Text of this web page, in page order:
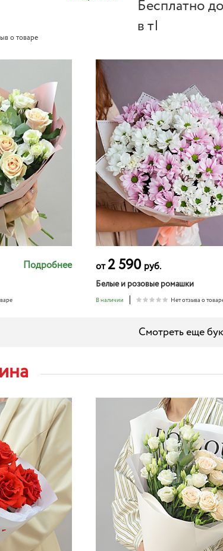
о товаре
Бесплатно
в течение 1
Подробнее от 2 590 руб.
Белые и розовые ромашки
В наличии Нет отзыва о
Смотреть еще